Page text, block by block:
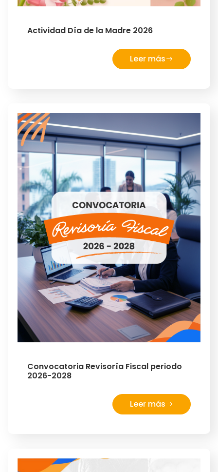
Actividad Día de la Madre 2026
Leer más
Convocatoria Revisoría Fiscal periodo
2026-2028
Leer más